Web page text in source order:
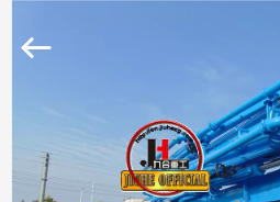
PRODUKTE
Co.,